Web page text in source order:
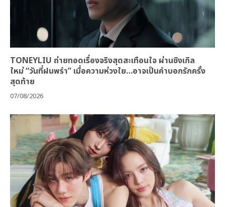
TONEYLIU ถ่ายทอดเรื่องจริงสุดสะเทือนใจ ผ่านซิงเกิล
ใหม่ “วันที่ฝนพรำ” เมื่อความห่วงใย…อาจเป็นคำบอกรักครั้ง
สุดท้าย
07/08/2026